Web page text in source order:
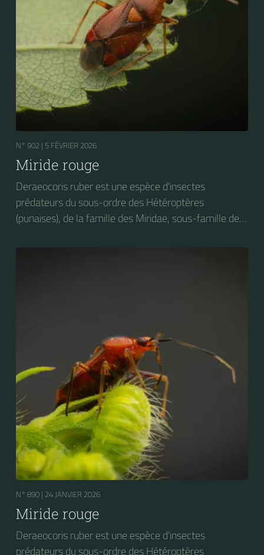
N° 902 | 5 FÉVRIER 2026
Miride rouge
Deraeocoris ruber est une espèce d'insectes
prédateurs du sous-ordre des Hétéroptères
(punaises), de la famille des Miridae, sous-famille des
Deraeocoris. On peut trouver cet insecte sur des
N° 890 | 24 JANVIER 2026
Miride rouge
Deraeocoris ruber est une espèce d'insectes
prédateurs du sous-ordre des Hétéroptères